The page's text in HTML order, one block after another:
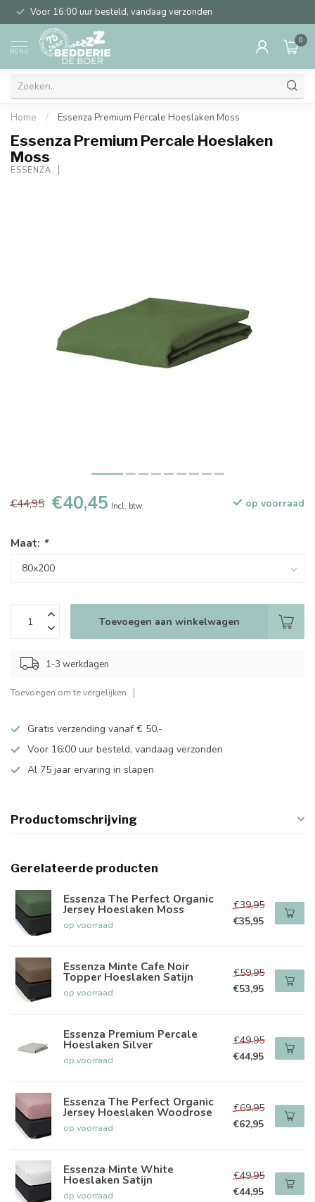
Voor 16:00 uur besteld, vandaag verzonden
MENU
0
Home / Essenza Premium Percale Hoeslaken Moss
Essenza Premium Percale Hoeslaken
Moss
ESSENZA
€44,95 €40,45 Incl. btw op voorraad
Maat: *
Toevoegen aan winkelwagen
1-3 werkdagen
Toevoegen om te vergelijken
Gratis verzending vanaf € 50,-
Voor 16:00 uur besteld, vandaag verzonden
Al 75 jaar ervaring in slapen
Productomschrijving
Gerelateerde producten
Essenza The Perfect Organic
Jersey Hoeslaken Moss
op voorraad
€39,95
€35,95
Essenza Minte Cafe Noir
Topper Hoeslaken Satijn
op voorraad
€59,95
€53,95
Essenza Premium Percale
Hoeslaken Silver
op voorraad
€49,95
€44,95
Essenza The Perfect Organic
Jersey Hoeslaken Woodrose
op voorraad
€69,95
€62,95
Essenza Minte White
Hoeslaken Satijn
op voorraad
€49,95
€44,95